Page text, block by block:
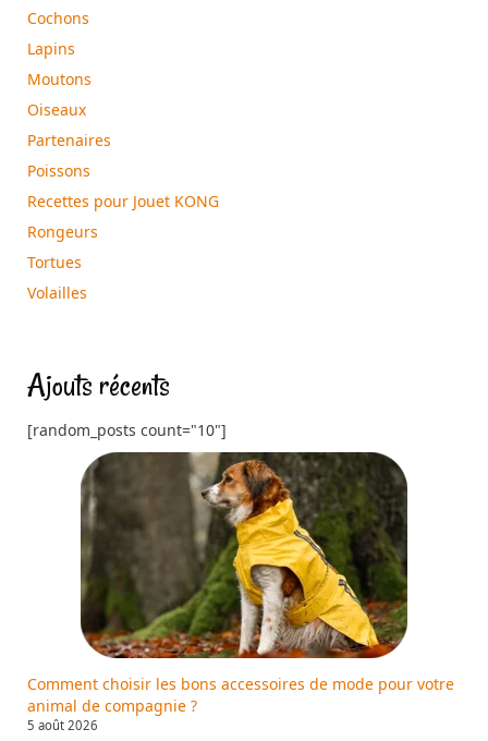
Cochons
Lapins
Moutons
Oiseaux
Partenaires
Poissons
Recettes pour Jouet KONG
Rongeurs
Tortues
Volailles
Ajouts récents
[random_posts count="10"]
Comment choisir les bons accessoires de mode pour votre
animal de compagnie ?
5 août 2026